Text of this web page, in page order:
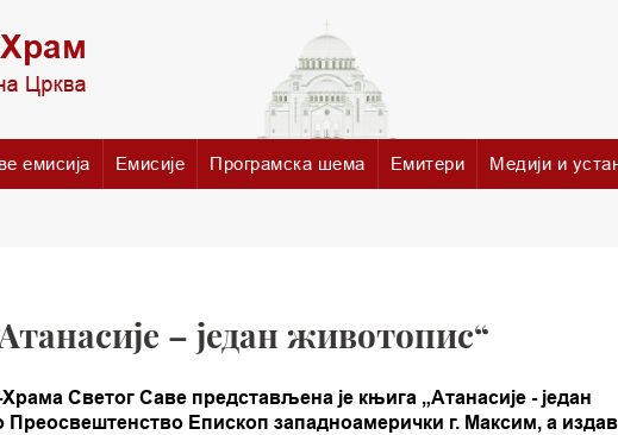
емисија Емисије Програмска шема Емитери Медији и
– један животопис“
Светог Саве представљена је књига „Атанасије - један
Епископ западноамерички г. Максим, а